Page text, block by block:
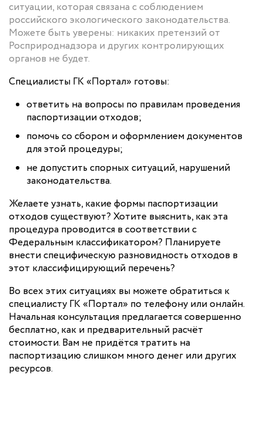
ситуации, которая связана с соблюдением
российского экологического законодательства.
Можете быть уверены: никаких претензий от
Росприроднадзора и других контролирующих
органов не будет.
Специалисты ГК «Портал» готовы:
ответить на вопросы по правилам проведения
паспортизации отходов;
помочь со сбором и оформлением документов
для этой процедуры;
не допустить спорных ситуаций, нарушений
законодательства.
Желаете узнать, какие формы паспортизации
отходов существуют? Хотите выяснить, как эта
процедура проводится в соответствии с
Федеральным классификатором? Планируете
внести специфическую разновидность отходов в
этот классифицирующий перечень?
Во всех этих ситуациях вы можете обратиться к
специалисту ГК «Портал» по телефону или онлайн.
Начальная консультация предлагается совершенно
бесплатно, как и предварительный расчёт
стоимости. Вам не придётся тратить на
паспортизацию слишком много денег или других
ресурсов.